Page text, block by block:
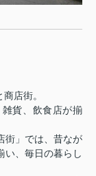
店街。
貨、飲食店が揃
街」では、昔なが
い、毎日の暮らし